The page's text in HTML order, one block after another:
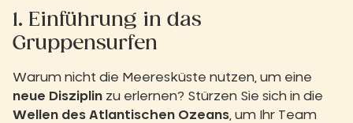
1. Einführung in das
Gruppensurfen
Warum nicht die Meeresküste nutzen, um eine
neue Disziplin zu erlernen? Stürzen Sie sich in die
Wellen des Atlantischen Ozeans, um Ihr Team